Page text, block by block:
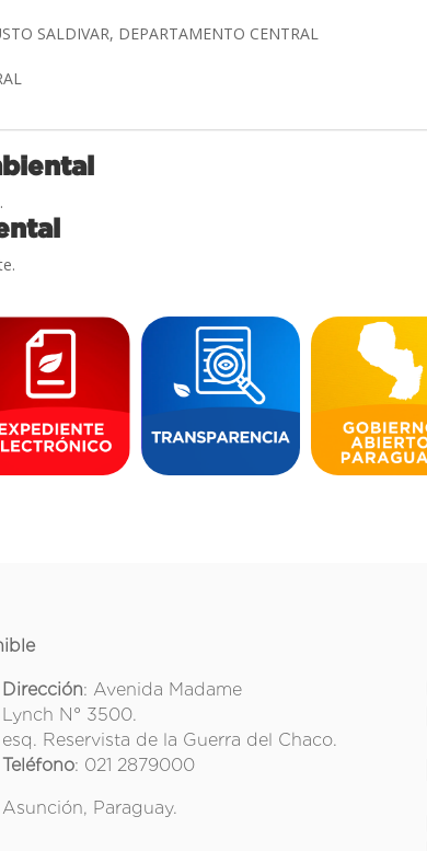
SALDIVAR, DEPARTAMENTO CENTRAL
Dirección: Avenida Madame
Lynch N° 3500.
esq. Reservista de la Guerra del Chaco.
Teléfono: 021 2879000
Asunción, Paraguay.